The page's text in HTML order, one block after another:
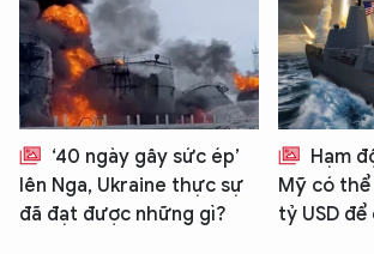
‘40 ngày gây sức ép’
lên Nga, Ukraine thực sự
đã đạt được những gì?
Hạm
Mỹ có
tỷ USD